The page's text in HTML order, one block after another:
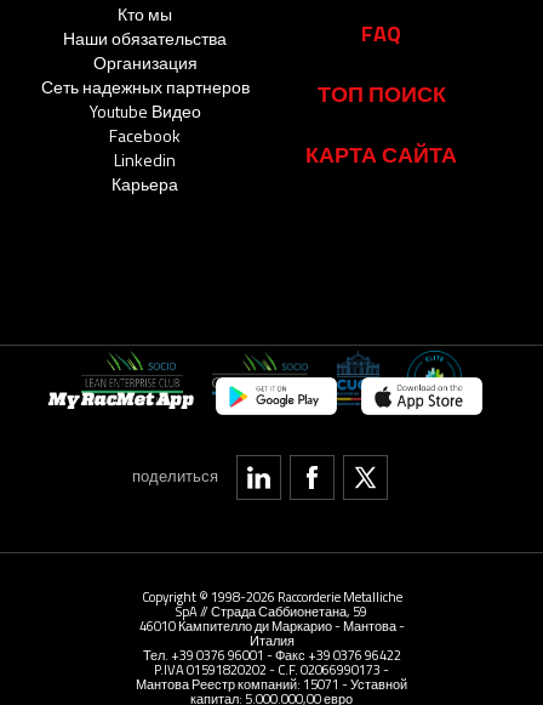
Кто мы
Наши обязательства
Организация
Сеть надежных партнеров
Youtube Видео
Facebook
Linkedin
Карьера
FAQ
ТОП ПОИСК
КАРТА САЙТА
поделиться
My RacMet App
Copyright © 1998-2026 Raccorderie Metalliche
SpA // Страда Саббионетана, 59
46010 Кампителло ди Маркарио - Мантова -
Италия
Тел. +39 0376 96001 - Факс +39 0376 96422
P.IVA 01591820202 - C.F. 02066990173 -
Мантова Реестр компаний: 15071 - Уставной
капитал: 5.000.000,00 евро